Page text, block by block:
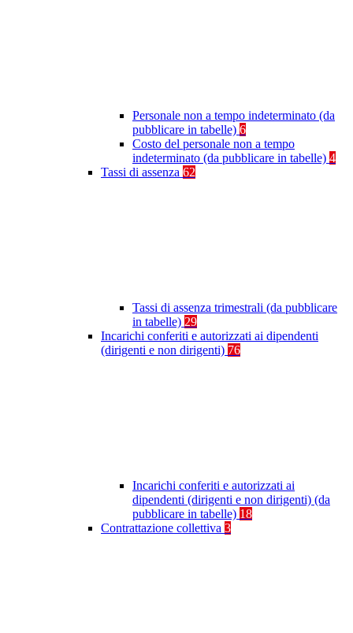
Personale non a tempo indeterminato (da
pubblicare in tabelle) 6
Costo del personale non a tempo
indeterminato (da pubblicare in tabelle) 4
Tassi di assenza 62
Tassi di assenza trimestrali (da pubblicare
in tabelle) 29
Incarichi conferiti e autorizzati ai dipendenti
(dirigenti e non dirigenti) 76
Incarichi conferiti e autorizzati ai
dipendenti (dirigenti e non dirigenti) (da
pubblicare in tabelle) 18
Contrattazione collettiva 3